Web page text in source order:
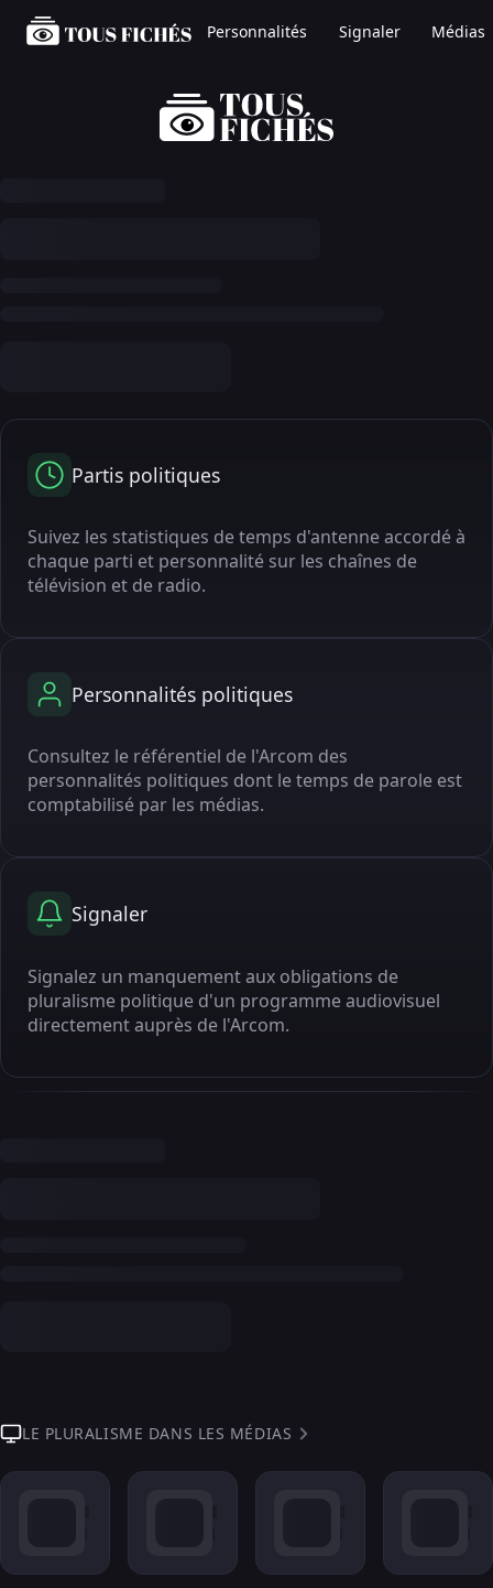
Personnalités Signaler Médias
Partis politiques
Suivez les statistiques de temps d'antenne accordé à
chaque parti et personnalité sur les chaînes de
télévision et de radio.
Personnalités politiques
Consultez le référentiel de l'Arcom des
personnalités politiques dont le temps de parole est
comptabilisé par les médias.
Signaler
Signalez un manquement aux obligations de
pluralisme politique d'un programme audiovisuel
directement auprès de l'Arcom.
LE PLURALISME DANS LES MÉDIAS